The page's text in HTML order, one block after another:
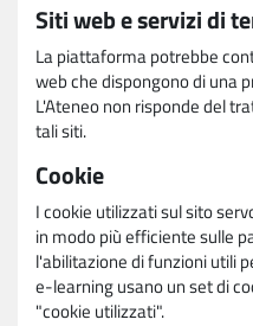
Siti web e servizi di
La piattaforma potrebbe
web che dispongono di una
L'Ateneo non risponde del
tali siti.
Cookie
I cookie utilizzati sul sito
in modo più efficiente sulle
l'abilitazione di funzioni utili
e-learning usano un set di
"cookie utilizzati".